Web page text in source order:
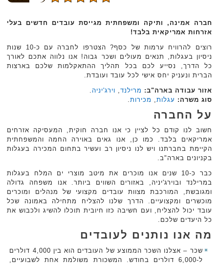
חברה אמינה, ותיקה ומשפחתית מגייסת עובדים חדשים בעלי
אזרחות אמריקאית בלבד!‏
רוצים להרוויח ערמות של כסף? הצטרפו לחברה עם כ-10 שנות
ניסיון בעגלות, תנאים מעולים ושכר ‏גבוה! אנו נלווה אתכם לאורך
כל הדרך, נסייע לכם בכל תהליך ההתאקלמות שלכם בארצות
הברית ‏ונעניק יחס אישי לכל עובד ועובדת.‏
אזור עבודה בארה"ב: מרילנד וירג'יניה
סוג משרה: עגלות מכירות
על החברה
חשוב לנו קודם כל לציין כי אנו חברה חוקית, המעסיקה אזרחים
אמריקאים בלבד. כמו כן, אנו גאים ‏באוירה החמה והמשפחתית
הקיימת בחברתנו ויש לנו ניסיון רב ועשיר בתחום המכירה בעגלות
‏בקניונים בארה"ב.‏
כבר כ-10 שנים אנו מוכרים את מיטב מוצרי ים המלח בעגלות
במרילנד ובוירג'יניה, באזורים השווים ‏ביותר. אנו משפחה גדולה
ומגובשת, המורכבת מצוות עובדים מקצועי של מנהלים ומוכרים
מוכשרים ‏ומקצועיים. הדרך שלנו להצליח מתחילה באמונה שכל
עובד יכול להצליח, ועם חשיבה כזו חיובית תוכלו ‏להשיג ולכבוש את
כל היעדים שלכם.‏
מה אנו נותנים לעובדים
שכר – אצלנו השכר הממוצע של העובדים הוא בין 4,000 דולרים
ל-6,000 דולרים בחודש. המשכורת ‏משולמת אחת לשבועיים,